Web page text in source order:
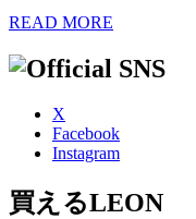
READ MORE
X
Facebook
Instagram
買えるLEON